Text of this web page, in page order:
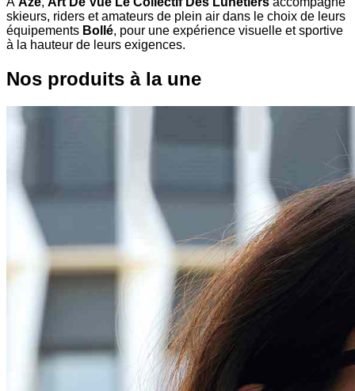
skieurs, riders et amateurs de plein air dans le choix de leurs
équipements Bollé, pour une expérience visuelle et sportive
à la hauteur de leurs exigences.
Nos produits à la une